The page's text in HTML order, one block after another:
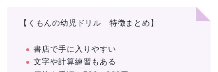
【くもんの幼児ドリル 特徴まとめ】
書店で手に入りやすい
文字や計算練習もある